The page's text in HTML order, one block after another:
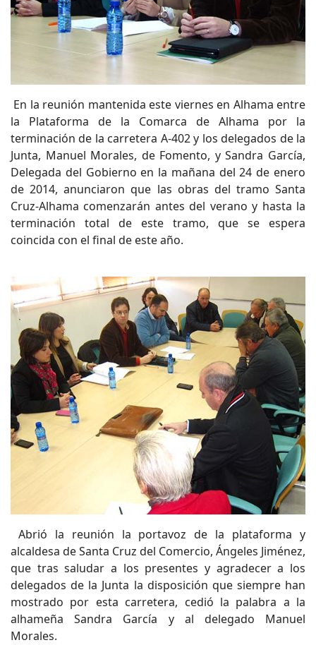
En la reunión mantenida este viernes en Alhama entre
la Plataforma de la Comarca de Alhama por la
terminación de la carretera A-402 y los delegados de la
Junta, Manuel Morales, de Fomento, y Sandra García,
Delegada del Gobierno en la mañana del 24 de enero
de 2014, anunciaron que las obras del tramo Santa
Cruz-Alhama comenzarán antes del verano y hasta la
terminación total de este tramo, que se espera
coincida con el final de este año.
Abrió la reunión la portavoz de la plataforma y
alcaldesa de Santa Cruz del Comercio, Ángeles Jiménez,
que tras saludar a los presentes y agradecer a los
delegados de la Junta la disposición que siempre han
mostrado por esta carretera, cedió la palabra a la
alhameña Sandra García y al delegado Manuel
Morales.